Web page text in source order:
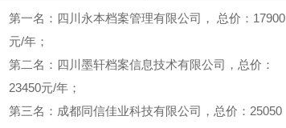
第一名：四川永本档案管理有限公司， 总价：17900
元/年；
第二名：四川墨轩档案信息技术有限公司，总价：
23450元/年；
第三名：成都同信佳业科技有限公司，总价：25050